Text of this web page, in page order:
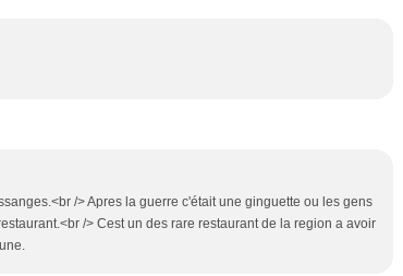
/> Apres la guerre c'était une ginguette ou les gens
/> Cest un des rare restaurant de la region a avoir